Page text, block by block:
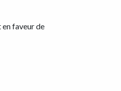
en faveur de